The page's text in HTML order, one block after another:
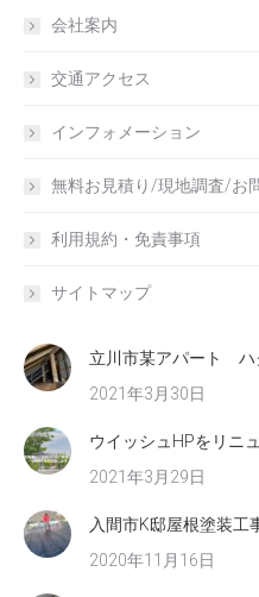
会社案内
交通アクセス
インフォメーション
無料お見積り/現地調査/お
利用規約・免責事項
サイトマップ
立川市某アパート ハ
2021年3月30日
ウイッシュHPをリニ
2021年3月29日
入間市K邸屋根塗装工
2020年11月16日